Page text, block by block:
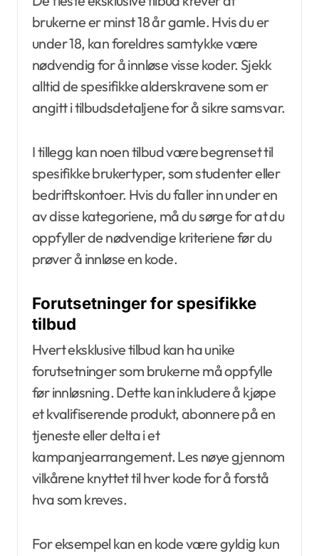
brukerne er minst 18 år gamle. Hvis du er
under 18, kan foreldres samtykke være
nødvendig for å innløse visse koder. Sjekk
alltid de spesifikke alderskravene som er
angitt i tilbudsdetaljene for å sikre samsvar.
I tillegg kan noen tilbud være begrenset til
spesifikke brukertyper, som studenter eller
bedriftskontoer. Hvis du faller inn under en
av disse kategoriene, må du sørge for at du
oppfyller de nødvendige kriteriene før du
prøver å innløse en kode.
Forutsetninger for spesifikke
tilbud
Hvert eksklusive tilbud kan ha unike
forutsetninger som brukerne må oppfylle
før innløsning. Dette kan inkludere å kjøpe
et kvalifiserende produkt, abonnere på en
tjeneste eller delta i et
kampanjearrangement. Les nøye gjennom
vilkårene knyttet til hver kode for å forstå
hva som kreves.
For eksempel kan en kode være gyldig kun